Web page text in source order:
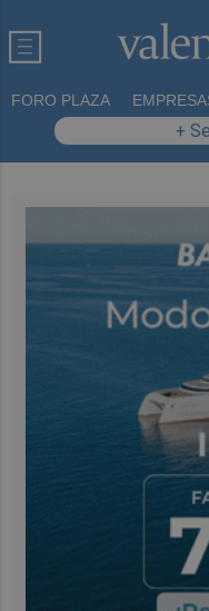
FORO PLAZA
+